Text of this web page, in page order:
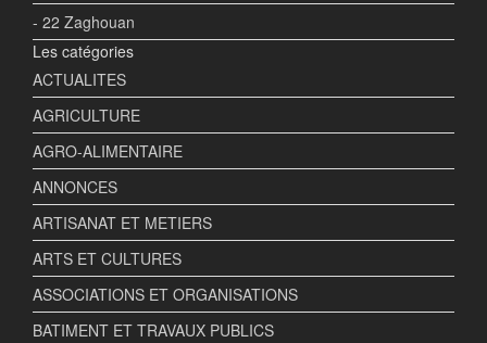
- 22 Zaghouan
Les catégories
ACTUALITES
AGRICULTURE
AGRO-ALIMENTAIRE
ANNONCES
ARTISANAT ET METIERS
ARTS ET CULTURES
ASSOCIATIONS ET ORGANISATIONS
BATIMENT ET TRAVAUX PUBLICS